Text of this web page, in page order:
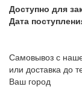
Доступно для
Дата
Самовывоз с
или доставка до
Ваш город